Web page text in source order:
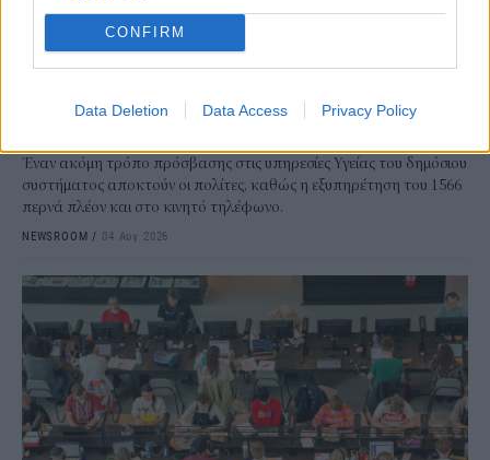
CONFIRM
Data Deletion Data Access Privacy Policy
ΚΟΙΝΩΝΙΑ
Εφαρμογή 1566 στο κινητό: Τι αλλάζει και
Έναν ακόμη τρόπο πρόσβασης στις υπηρεσίες Υγείας του δημόσιου
συστήματος αποκτούν οι πολίτες, καθώς η εξυπηρέτηση του 1566
περνά πλέον και στο κινητό τηλέφωνο.
NEWSROOM / 04 Αυγ 2026